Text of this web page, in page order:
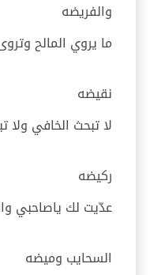
والفريضه
ما يروي المالح
هذا
نقيضه
لا تبحث الخافي ولا
واتفرّح
ركيضه
عدّيت لك ياصاحبي
السحايب وميضه